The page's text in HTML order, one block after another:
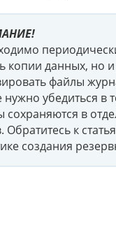
копии данных, но и
файлы
нужно убедиться в
сохраняются в
Обратитесь к
создания